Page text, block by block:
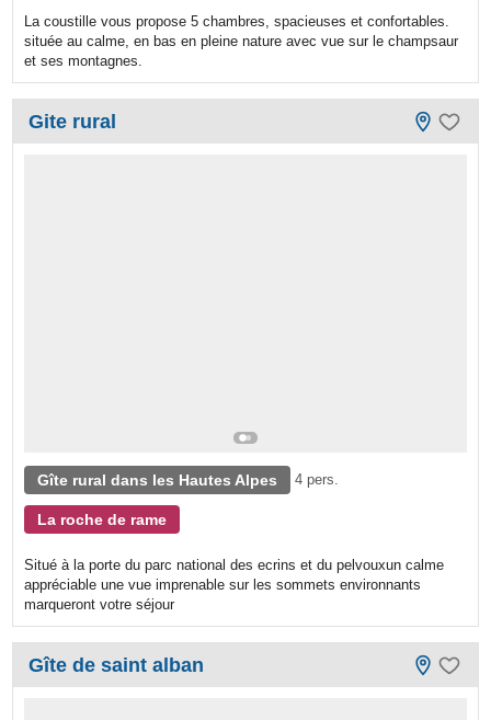
La coustille vous propose 5 chambres, spacieuses et confortables.
située au calme, en bas en pleine nature avec vue sur le champsaur
et ses montagnes.
Gite rural
Gîte rural dans les Hautes Alpes 4 pers.
La roche de rame
Situé à la porte du parc national des ecrins et du pelvouxun calme
appréciable une vue imprenable sur les sommets environnants
marqueront votre séjour
Gîte de saint alban